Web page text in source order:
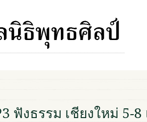
ฟังธรรม เชียงใหม่ 5-8